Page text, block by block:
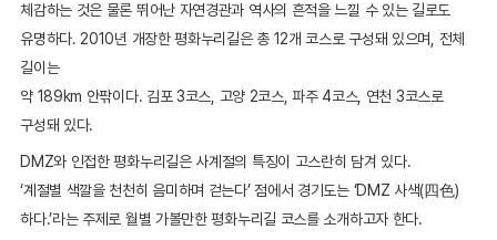
체감하는 것은 물론 뛰어난 자연경관과 역사의 흔적을 느낄 수 있는 길로도
유명하다. 2010년 개장한 평화누리길은 총 12개 코스로 구성돼 있으며, 전체
길이는
약 189km 안팎이다. 김포 3코스, 고양 2코스, 파주 4코스, 연천 3코스로
구성돼 있다.
DMZ와 인접한 평화누리길은 사계절의 특징이 고스란히 담겨 있다.
‘계절별 색깔을 천천히 음미하며 걷는다’ 점에서 경기도는 ‘DMZ 사색(四色)
하다.’라는 주제로 월별 가볼만한 평화누리길 코스를 소개하고자 한다.